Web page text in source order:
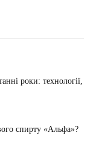
роки: технології,
спирту «Альфа»?